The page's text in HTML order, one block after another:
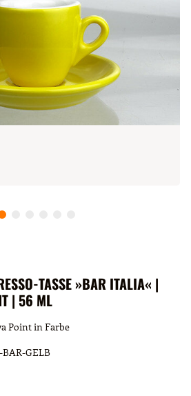
TASSE »BAR ITALIA« |
| 56 ML
Point in Farbe
BAR-GELB